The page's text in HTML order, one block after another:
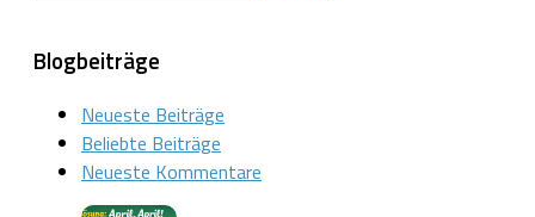
Blogbeiträge
Neueste Beiträge
Beliebte Beiträge
Neueste Kommentare